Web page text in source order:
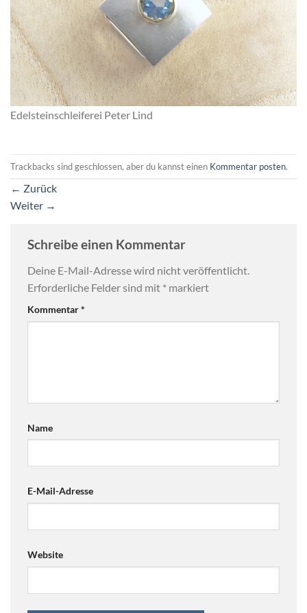
Edelsteinschleiferei Peter Lind
Trackbacks sind geschlossen, aber du kannst einen Kommentar posten.
← Zurück
Weiter →
Schreibe einen Kommentar
Deine E-Mail-Adresse wird nicht veröffentlicht.
Erforderliche Felder sind mit * markiert
Kommentar*
Name
E-Mail-Adresse
Website